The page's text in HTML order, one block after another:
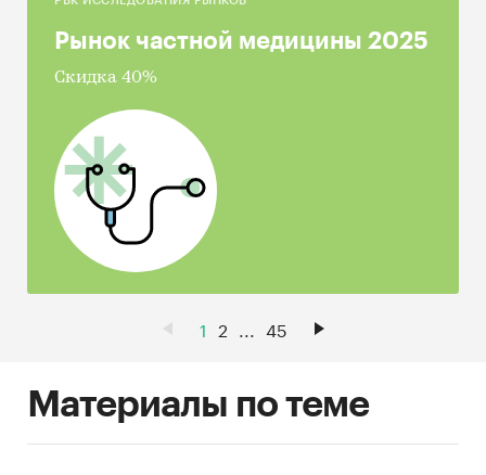
Рынок частной медицины 2025
Скидка 40%
1 2 ... 45
Материалы по теме